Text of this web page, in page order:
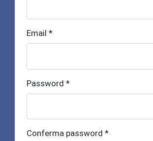
Email *
Password *
Conferma password *